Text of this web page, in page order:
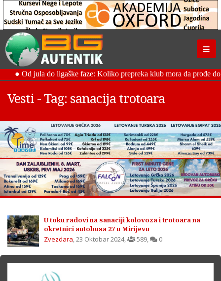
Vesti - Tag: sanacija trotoara
U toku radovi na sanaciji kolovoza i trotoara na
okretnici autobusa 27 u Mirijevu
Zvezdara,23 Oktobar 2024, 589, 0